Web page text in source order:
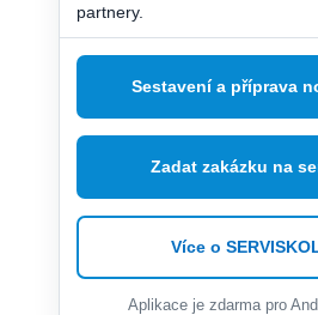
partnery.
Sestavení a příprava
Zadat zakázku na
Více o
Aplikace je zdarma pro